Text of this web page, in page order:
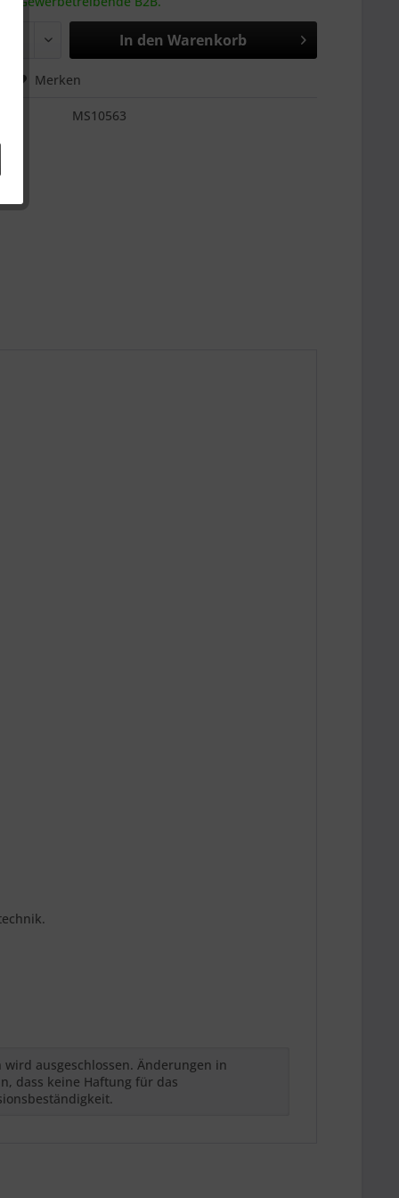
In den Warenkorb
Merken
MS10563
ausgeschlossen. Änderungen in
dass keine Haftung für das